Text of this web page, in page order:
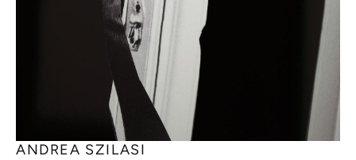
ANDREA SZILASI